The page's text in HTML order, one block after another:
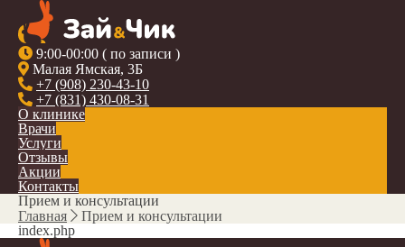
9:00-00:00 ( по записи )
Малая Ямская, 3Б
+7 (908) 230-43-10
+7 (831) 430-08-31
О клинике
Врачи
Услуги
Отзывы
Акции
Контакты
Прием и консультации
Главная
Прием и консультации
index.php